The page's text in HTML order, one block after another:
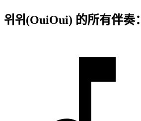
위위(OuiOui) 的所有伴奏：